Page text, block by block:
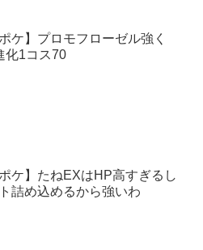
ポケ】プロモフローゼル強く
化1コス70
ポケ】たねEXはHP高すぎるし
詰め込めるから強いわ